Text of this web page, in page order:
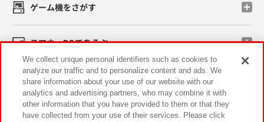
ゲーム機をさがす
スマホ・PCであそぶ
イベント・キャンペーン
We collect unique personal identifiers such as cookies to
analyze our traffic and to personalize content and ads. We
share information about your use of our website with our
analytics and advertising partners, who may combine it with
other information that you have provided to them or that they
have collected from your use of their services. Please click